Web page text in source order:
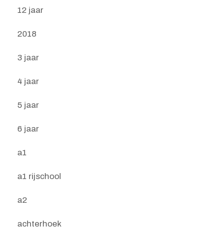
12 jaar
2018
3 jaar
4 jaar
5 jaar
6 jaar
a1
a1 rijschool
a2
achterhoek